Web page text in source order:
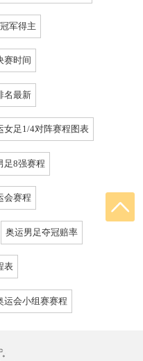
军得主
赛时间
名最新
女足1/4对阵赛程图表
足8强赛程
会赛程
奥运男足夺冠赔率
表
运会小组赛赛程